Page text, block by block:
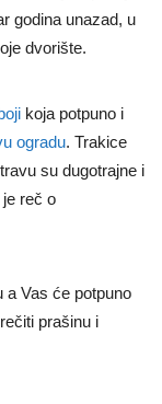
godina unazad, u
dvorište.
koja potpuno i
ogradu. Trakice
su dugotrajne i
reč o
a Vas će potpuno
prašinu i